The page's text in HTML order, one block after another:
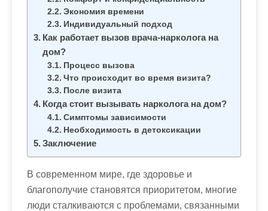
Экономия времени
Индивидуальный подход
Как работает вызов врача-нарколога на
дом?
Процесс вызова
Что происходит во время визита?
После визита
Когда стоит вызывать нарколога на дом?
Симптомы зависимости
Необходимость в детоксикации
Заключение
В современном мире, где здоровье и
благополучие становятся приоритетом, многие
люди сталкиваются с проблемами, связанными